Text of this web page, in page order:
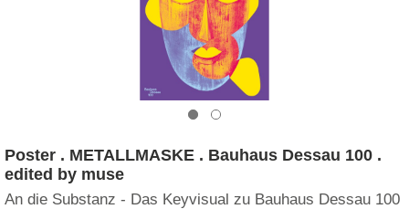
Poster . METALLMASKE . Bauhaus Dessau 100 .
edited by muse
An die Substanz - Das Keyvisual zu Bauhaus Dessau 100